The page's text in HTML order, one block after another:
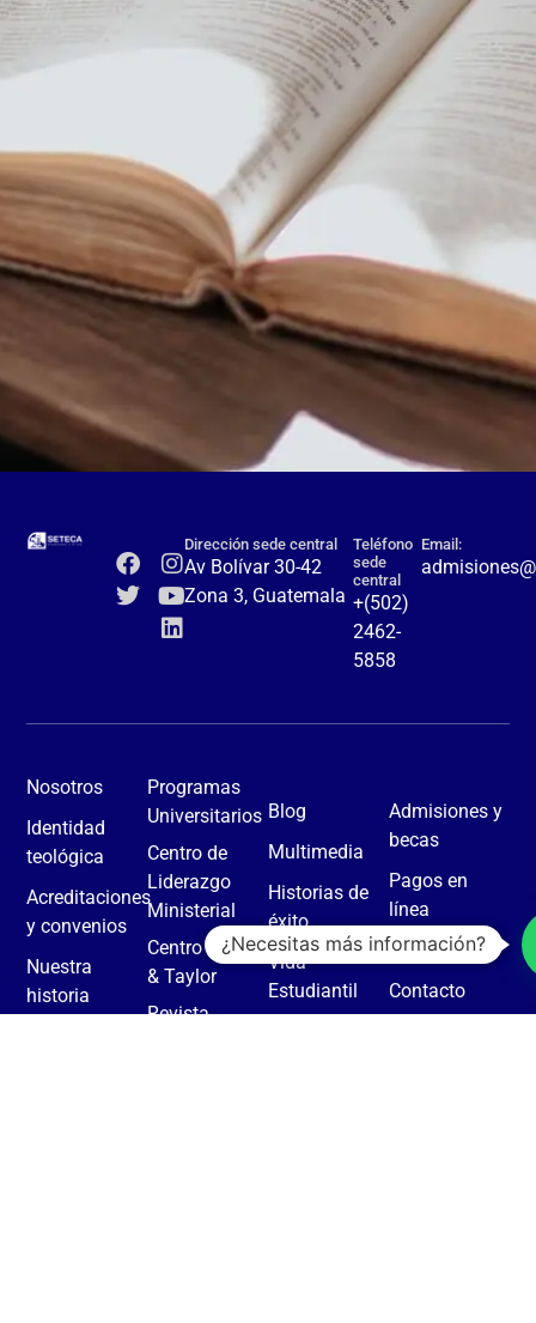
Dirección sede central
Av Bolívar 30-42
Zona 3, Guatemala
Teléfono
sede
central
+(502)
2462-
5858
Email:
Nosotros
Identidad
teológica
Acreditaciones
y convenios
Nuestra
historia
Programas
Universitarios
Centro de
Liderazgo
Ministerial
Centro Nuñez
& Taylor
Revista
Blog
Multimedia
Historias de
éxito
Vida
Estudiantil
Admisiones y
becas
Pagos en
línea
Donaciones
Contacto
¿Necesitas más información?